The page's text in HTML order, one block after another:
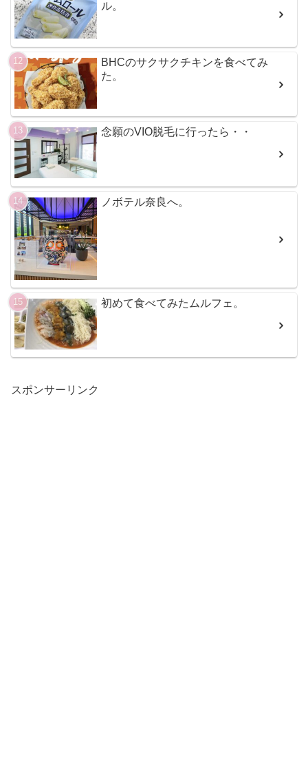
ル。
BHCのサクサクチキンを食べてみ
た。
念願のVIO脱毛に行ったら・・
ノボテル奈良へ。
初めて食べてみたムルフェ。
スポンサーリンク